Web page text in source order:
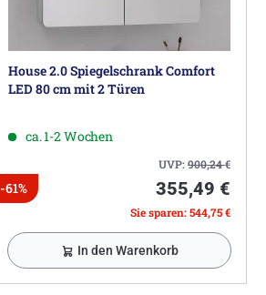
House 2.0 Spiegelschrank Comfort
LED 80 cm mit 2 Türen
ca. 1-2 Wochen
UVP:900,24€
-61% 355,49 €
Sie sparen: 544,75 €
In den Warenkorb